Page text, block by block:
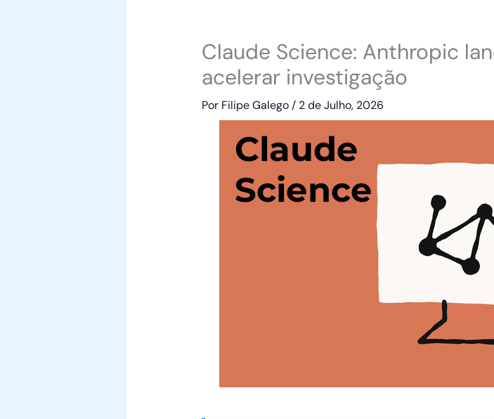
Claude Science: Anthropic
acelerar investigação
Por Filipe Galego/ 2 de Julho, 2026